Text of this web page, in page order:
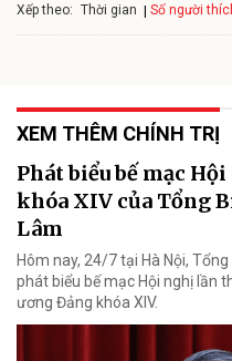
Xếp theo: Thời gian Số người
XEM THÊM CHÍNH TRỊ
Phát biểu bế mạc
khóa XIV của Tổng
Lâm
Hôm nay, 24/7 tại Hà Nội,
phát biểu bế mạc Hội nghị lần
ương Đảng khóa XIV.